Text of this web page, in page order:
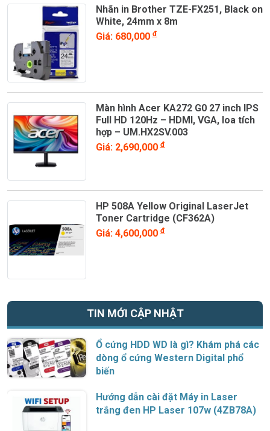
Nhãn in Brother TZE-FX251, Black on
White, 24mm x 8m
Giá: 680,000đ
Màn hình Acer KA272 G0 27 inch IPS
Full HD 120Hz – HDMI, VGA, loa tích
hợp – UM.HX2SV.003
Giá: 2,690,000đ
HP 508A Yellow Original LaserJet
Toner Cartridge (CF362A)
Giá: 4,600,000đ
TIN MỚI CẬP NHẬT
Ổ cứng HDD WD là gì? Khám phá các
dòng ổ cứng Western Digital phổ
biến
Hướng dẫn cài đặt Máy in Laser
trắng đen HP Laser 107w (4ZB78A)